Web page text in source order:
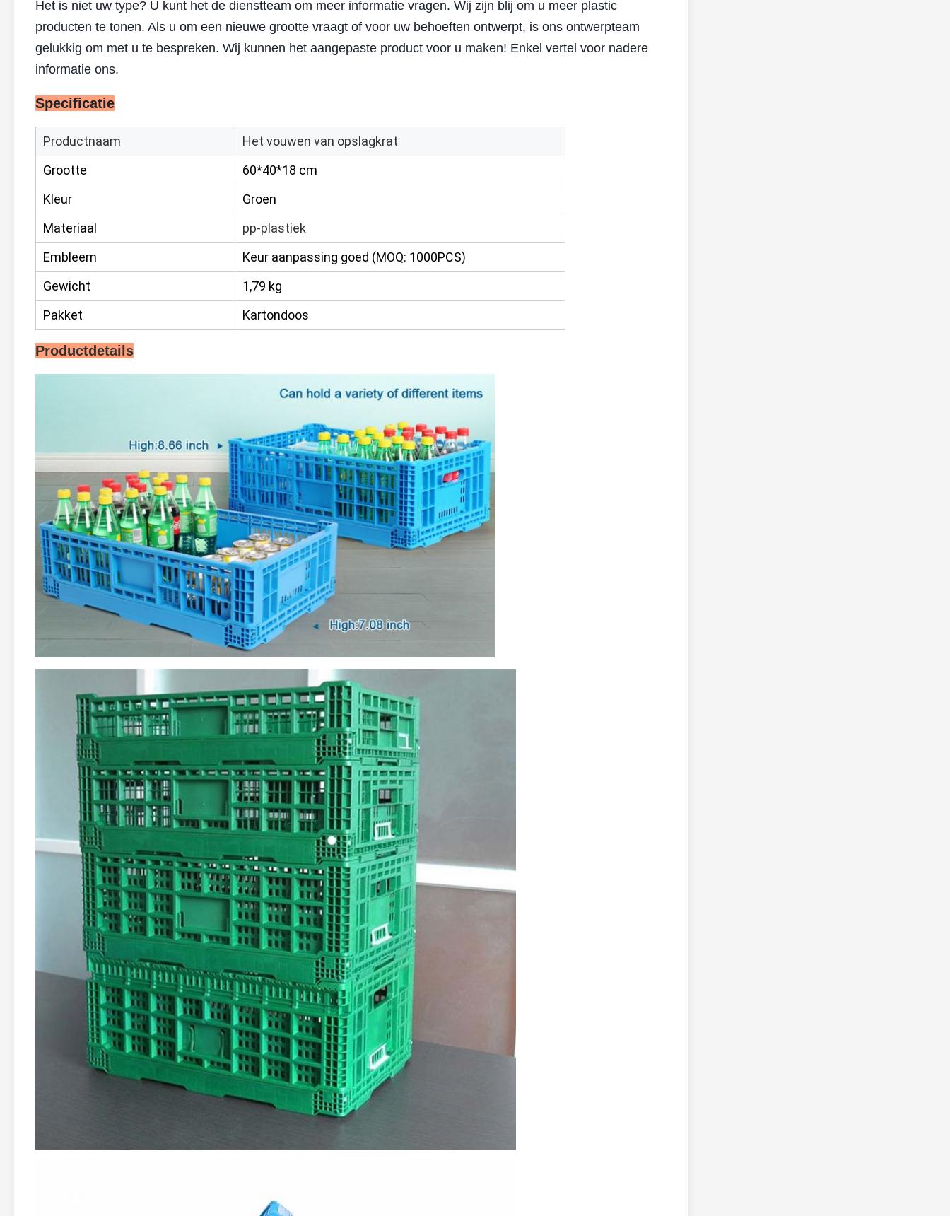
Het is niet uw type? U kunt het de dienstteam om meer informatie vragen. Wij zijn blij om u meer plastic
producten te tonen. Als u om een nieuwe grootte vraagt of voor uw behoeften ontwerpt, is ons ontwerpteam
gelukkig om met u te bespreken. Wij kunnen het aangepaste product voor u maken! Enkel vertel voor nadere
informatie ons.
Specificatie
Productnaam
Het vouwen van opslagkrat
Grootte
60*40*18 cm
Kleur
Groen
Materiaal
pp-plastiek
Embleem
Keur aanpassing goed (MOQ: 1000PCS)
Gewicht
1,79 kg
Pakket
Kartondoos
Productdetails